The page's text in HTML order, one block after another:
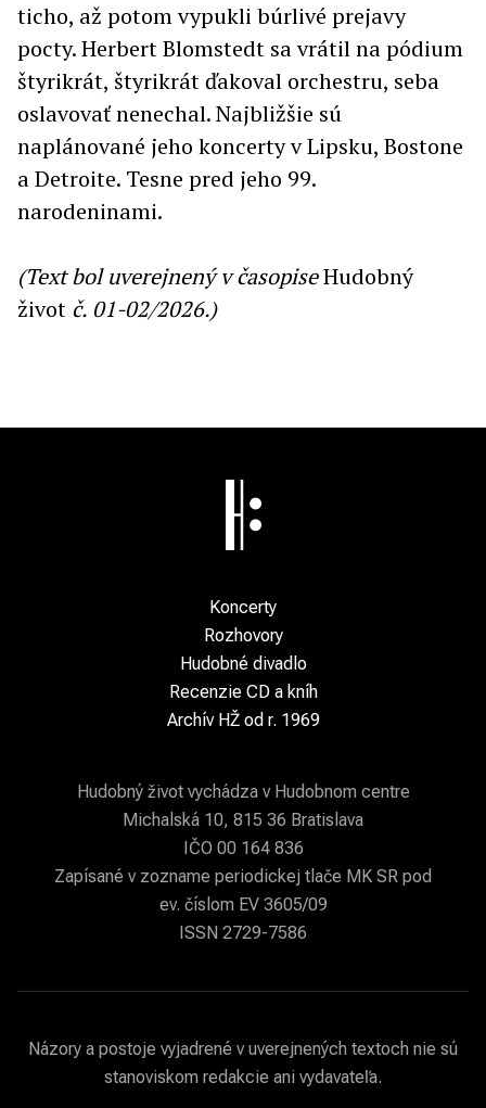
ticho, až potom vypukli búrlivé prejavy
pocty. Herbert Blomstedt sa vrátil na pódium
štyrikrát, štyrikrát ďakoval orchestru, seba
oslavovať nenechal. Najbližšie sú
naplánované jeho koncerty v Lipsku, Bostone
a Detroite. Tesne pred jeho 99.
narodeninami.
(Text bol uverejnený v časopiseHudobný
život č. 01-02/2026.)
Koncerty
Rozhovory
Hudobné divadlo
Recenzie CD a kníh
Archív HŽ od r. 1969
Hudobný život vychádza v Hudobnom centre
Michalská 10, 815 36 Bratislava
IČO 00 164 836
Zapísané v zozname periodickej tlače MK SR pod
ev. číslom EV 3605/09
ISSN 2729-7586
Názory a postoje vyjadrené v uverejnených textoch nie sú
stanoviskom redakcie ani vydavateľa.